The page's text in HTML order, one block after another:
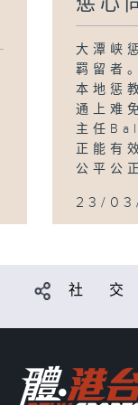
大潭峡
羁留者
本地惩
通上难
主任
正能有
公平公
23/
社 交